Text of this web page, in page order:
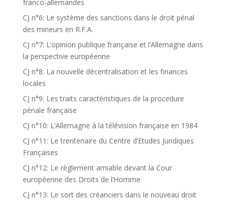
franco-allemandes
CJ n°6: Le système des sanctions dans le droit pénal
des mineurs en R.F.A.
CJ n°7: L’opinion publique française et l’Allemagne dans
la perspective européenne
CJ n°8: La nouvelle décentralisation et les finances
locales
CJ n°9: Les traits caractéristiques de la procedure
pénale française
CJ n°10: L’Allemagne à la télévision française en 1984
CJ n°11: Le trentenaire du Centre d’Etudes Juridiques
Françaises
CJ n°12: Le règlement amiable devant la Cour
européenne des Droits de l’Homme
CJ n°13: Le sort des créanciers dans le nouveau droit